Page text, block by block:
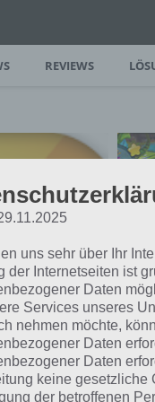
REVIEWS
uns sehr über Ihr
der Internetseiten ist
Daten
Services unseres
nehmen möchte,
Daten
Daten
keine gesetzliche
der betroffenen